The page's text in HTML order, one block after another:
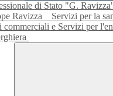
Ravizza
Servizi per la
commerciali e Servizi per